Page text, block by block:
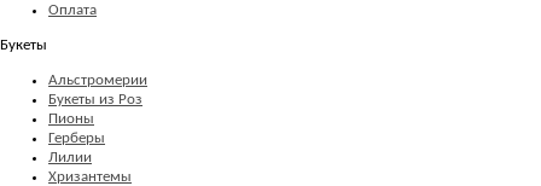
Оплата
Букеты
Альстромерии
Букеты из Роз
Пионы
Герберы
Лилии
Хризантемы